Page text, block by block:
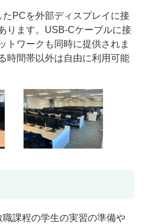
PCを外部ディスプレイに接
ります。USB-Cケーブルに接
トワークも同時に提供されま
時間帯以外は自由に利用可能
課程の学生の実習の準備や